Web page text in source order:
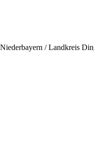
/ Landkreis